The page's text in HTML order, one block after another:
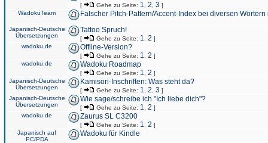
[ Gehe zu Seite: 1 2 3 ]
WadokuTeam
Falscher Pitch-Pattern/Accent-Index bei diversen
Japanisch-Deutsche
Übersetzungen
Tattoo Spruch!
[ Gehe zu Seite: 1 2 ]
wadoku.de
Offline-Version?
[ Gehe zu Seite: 1 2 ]
wadoku.de
Wadoku Roadmap
[ Gehe zu Seite: 1 2 ]
Japanisch-Deutsche
Übersetzungen
Kamisori-Inschriften: Was steht da?
[ Gehe zu Seite: 1 2 3 ]
Japanisch-Deutsche
Übersetzungen
Wie sage/schreibe ich "Ich liebe dich"?
[ Gehe zu Seite: 1 2 ]
wadoku.de
Zaurus SL C3200
[ Gehe zu Seite: 1 2 ]
Japanisch auf
PC/PDA
Wadoku für Kindle